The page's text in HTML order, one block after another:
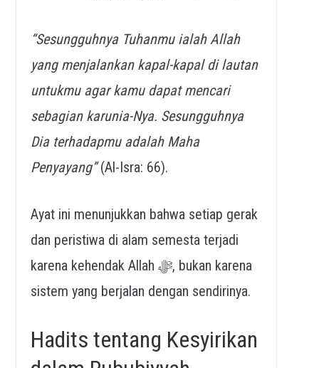
“Sesungguhnya Tuhanmu ialah Allah
yang menjalankan kapal-kapal di lautan
untukmu agar kamu dapat mencari
sebagian karunia-Nya. Sesungguhnya
Dia terhadapmu adalah Maha
Penyayang”(Al-Isra: 66).
Ayat ini menunjukkan bahwa setiap gerak
dan peristiwa di alam semesta terjadi
karena kehendak Allah ﷻ, bukan karena
sistem yang berjalan dengan sendirinya.
Hadits tentang Kesyirikan